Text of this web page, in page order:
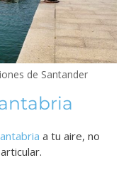
de Santander
a tu aire, no